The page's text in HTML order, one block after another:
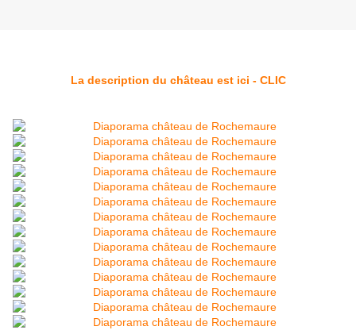
La description du château est ici - CLIC